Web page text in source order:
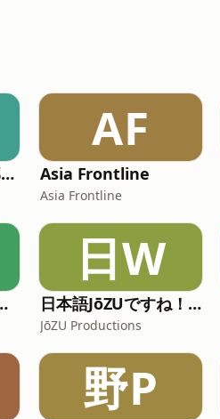
超ときめき♡宣伝部の超ときめくときを。
AF
Asia Frontline
Asia Frontline
術の話)
日W
日本語JōZUですね！ with Mickey and Nelson
JōZU Productions
野P